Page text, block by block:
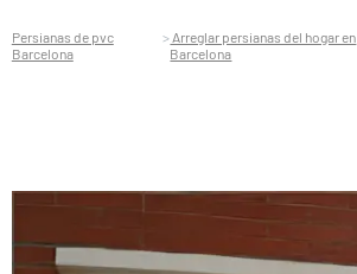
Persianas de pvc
Barcelona
Arreglar persianas del hogar en
Barcelona